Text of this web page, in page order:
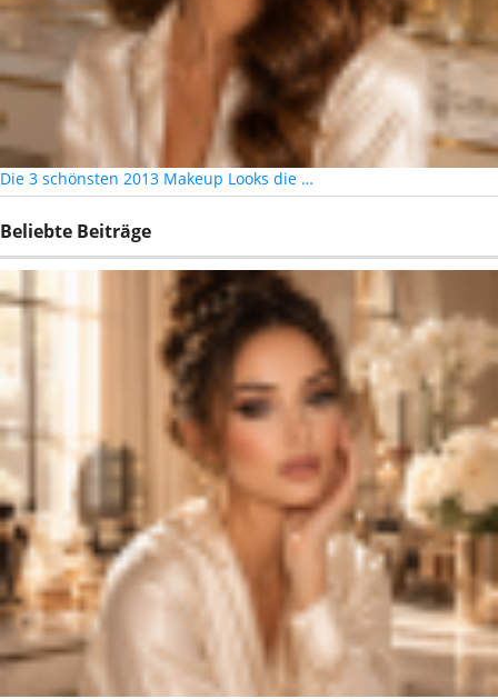
Die 3 schönsten 2013 Makeup Looks die …
Beliebte Beiträge